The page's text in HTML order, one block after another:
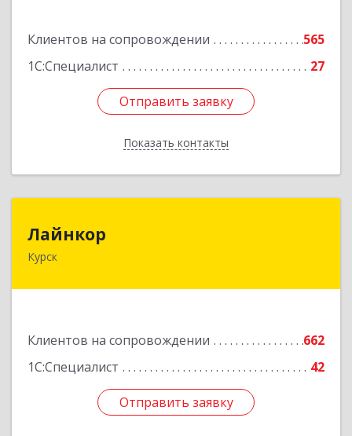
Клиентов на сопровождении
565
1С:Специалист
27
Отправить заявку
Показать контакты
Отправить заявку
Назад
Лайнкор
Курск
Клиентов на сопровождении
662
1С:Специалист
42
Отправить заявку
305021, Курская обл, Курск г, Победы пр-кт, дом
Отправить заявку